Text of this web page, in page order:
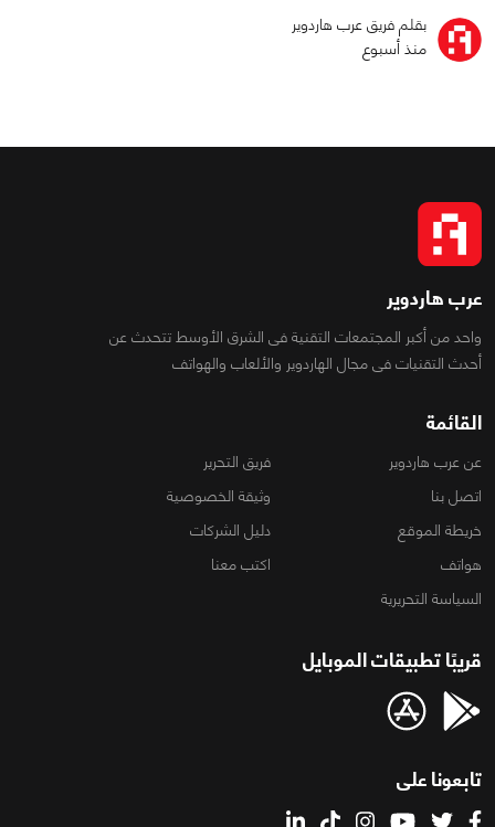
بقلم فريق عرب هاردوير
منذ أسبوع
عرب هاردوير
واحد من أكبر المجتمعات التقنية فى الشرق الأوسط تتحدث عن
أحدث التقنيات فى مجال الهاردوير والألعاب والهواتف
القائمة
عن عرب هاردوير
فريق التحرير
اتصل بنا
وثيقة الخصوصية
خريطة الموقع
دليل الشركات
هواتف
اكتب معنا
السياسة التحريرية
قريبًا تطبيقات الموبايل
تابعونا على